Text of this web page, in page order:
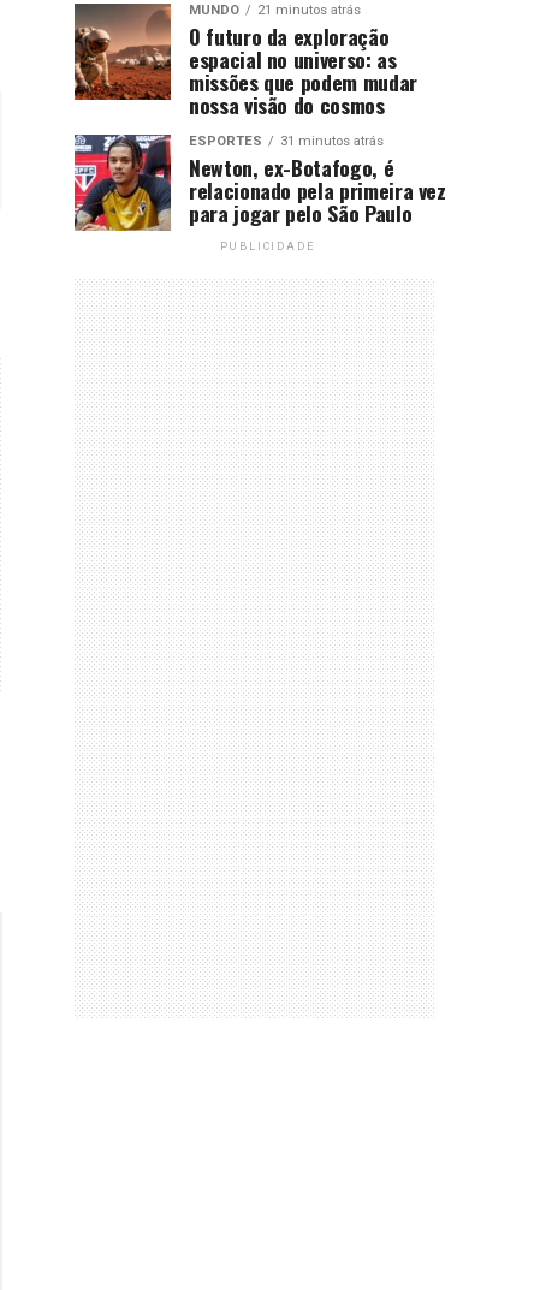
MUNDO 21 minutos atrás
O futuro da exploração
espacial no universo: as
missões que podem mudar
nossa visão do cosmos
ESPORTES 31 minutos atrás
Newton, ex-Botafogo, é
relacionado pela primeira vez
para jogar pelo São Paulo
PUBLICIDADE